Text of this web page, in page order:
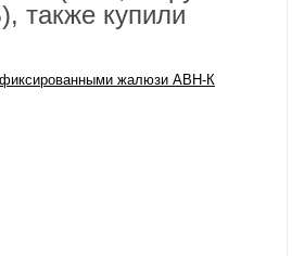
также купили
жалюзи АВН-К